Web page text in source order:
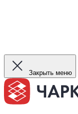
Закрыть меню